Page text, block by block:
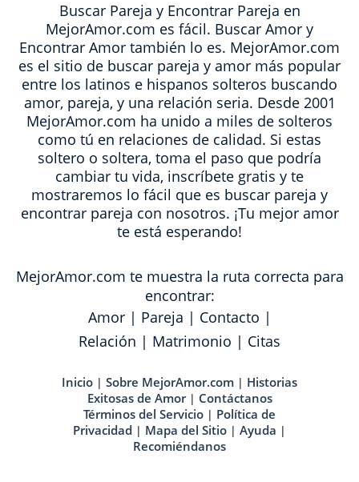
Buscar Pareja y Encontrar Pareja en
MejorAmor.com es fácil. Buscar Amor y
Encontrar Amor también lo es. MejorAmor.com
es el sitio de buscar pareja y amor más popular
entre los latinos e hispanos solteros buscando
amor, pareja, y una relación seria. Desde 2001
MejorAmor.com ha unido a miles de solteros
como tú en relaciones de calidad. Si estas
soltero o soltera, toma el paso que podría
cambiar tu vida, inscríbete gratis y te
mostraremos lo fácil que es buscar pareja y
encontrar pareja con nosotros. ¡Tu mejor amor
te está esperando!
MejorAmor.com te muestra la ruta correcta para
encontrar:
Amor| Pareja | Contacto |
Relación | Matrimonio | Citas
Inicio | Sobre MejorAmor.com | Historias
Exitosas de Amor| Contáctanos
Términos del Servicio | Política de
Privacidad | Mapa del Sitio | Ayuda |
Recomiéndanos